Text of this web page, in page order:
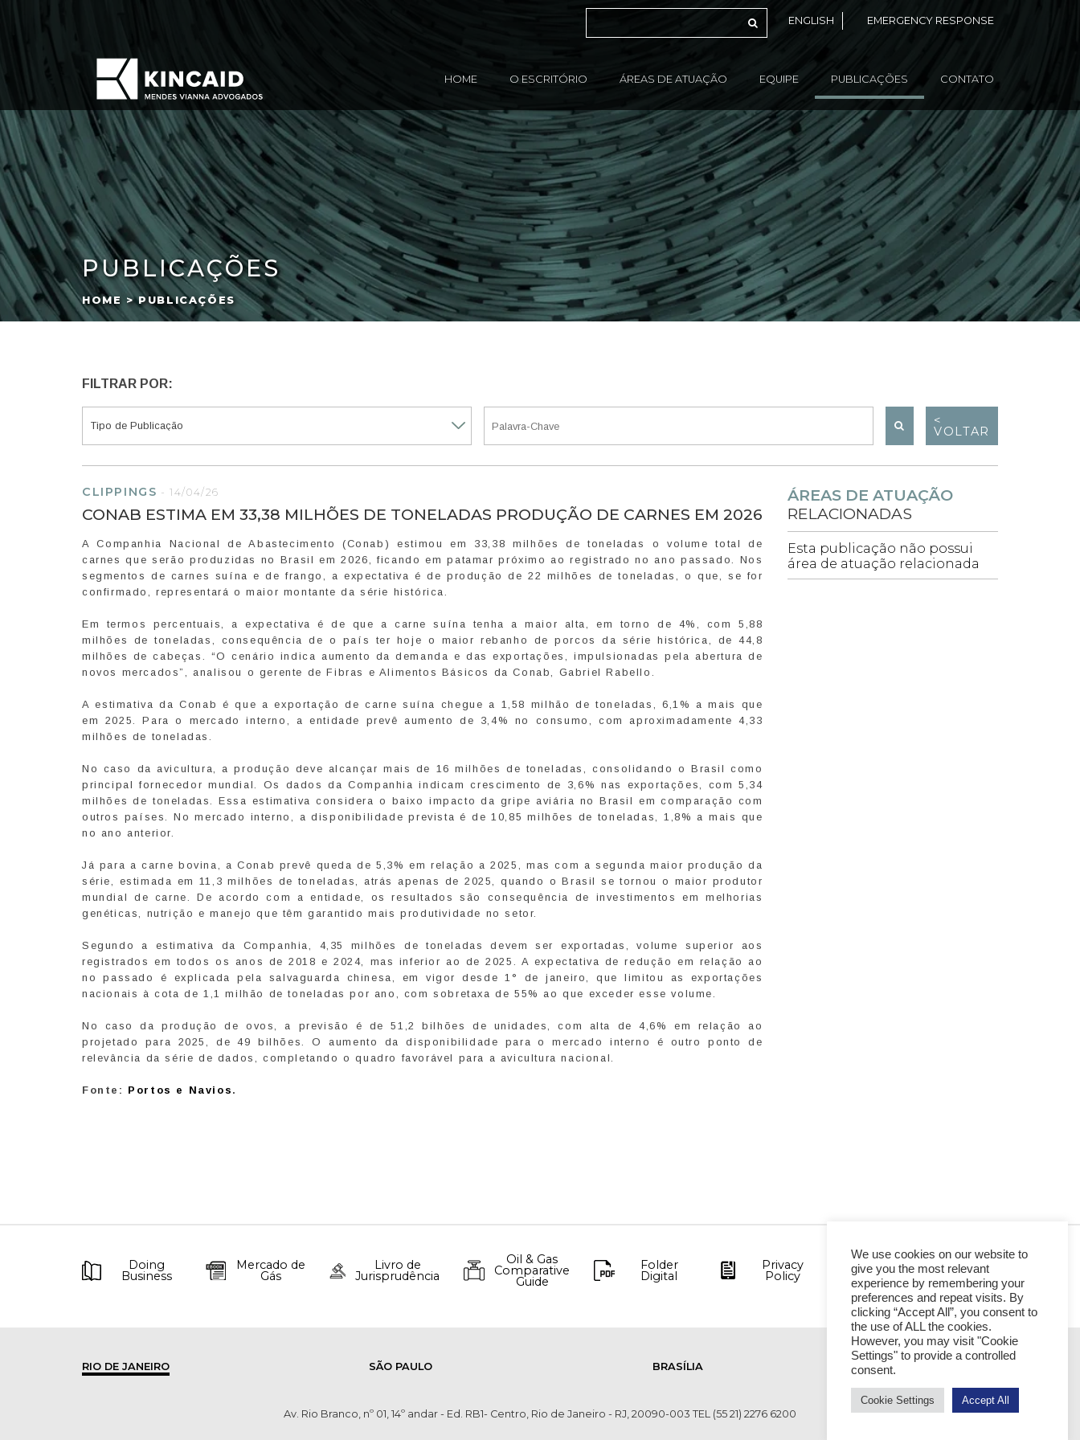
ENGLISH EMERGENCY RESPONSE
HOME O ESCRITÓRIO ÁREAS DE ATUAÇÃO EQUIPE PUBLICAÇÕES CONTATO
PUBLICAÇÕES
HOME > PUBLICAÇÕES
FILTRAR POR:
<
VOLTAR
CLIPPINGS -14/04/26
CONAB ESTIMA EM 33,38 MILHÕES DE TONELADAS PRODUÇÃO DE CARNES EM 2026
A Companhia Nacional de Abastecimento (Conab) estimou em 33,38 milhões de toneladas o volume total de
carnes que serão produzidas no Brasil em 2026, ficando em patamar próximo ao registrado no ano passado. Nos
segmentos de carnes suína e de frango, a expectativa é de produção de 22 milhões de toneladas, o que, se for
confirmado, representará o maior montante da série histórica.
Em termos percentuais, a expectativa é de que a carne suína tenha a maior alta, em torno de 4%, com 5,88
milhões de toneladas, consequência de o país ter hoje o maior rebanho de porcos da série histórica, de 44,8
milhões de cabeças. “O cenário indica aumento da demanda e das exportações, impulsionadas pela abertura de
novos mercados”, analisou o gerente de Fibras e Alimentos Básicos da Conab, Gabriel Rabello.
A estimativa da Conab é que a exportação de carne suína chegue a 1,58 milhão de toneladas, 6,1% a mais que
em 2025. Para o mercado interno, a entidade prevê aumento de 3,4% no consumo, com aproximadamente 4,33
milhões de toneladas.
No caso da avicultura, a produção deve alcançar mais de 16 milhões de toneladas, consolidando o Brasil como
principal fornecedor mundial. Os dados da Companhia indicam crescimento de 3,6% nas exportações, com 5,34
milhões de toneladas. Essa estimativa considera o baixo impacto da gripe aviária no Brasil em comparação com
outros países. No mercado interno, a disponibilidade prevista é de 10,85 milhões de toneladas, 1,8% a mais que
no ano anterior.
Já para a carne bovina, a Conab prevê queda de 5,3% em relação a 2025, mas com a segunda maior produção da
série, estimada em 11,3 milhões de toneladas, atrás apenas de 2025, quando o Brasil se tornou o maior produtor
mundial de carne. De acordo com a entidade, os resultados são consequência de investimentos em melhorias
genéticas, nutrição e manejo que têm garantido mais produtividade no setor.
Segundo a estimativa da Companhia, 4,35 milhões de toneladas devem ser exportadas, volume superior aos
registrados em todos os anos de 2018 e 2024, mas inferior ao de 2025. A expectativa de redução em relação ao
no passado é explicada pela salvaguarda chinesa, em vigor desde 1° de janeiro, que limitou as exportações
nacionais à cota de 1,1 milhão de toneladas por ano, com sobretaxa de 55% ao que exceder esse volume.
No caso da produção de ovos, a previsão é de 51,2 bilhões de unidades, com alta de 4,6% em relação ao
projetado para 2025, de 49 bilhões. O aumento da disponibilidade para o mercado interno é outro ponto de
relevância da série de dados, completando o quadro favorável para a avicultura nacional.
Fonte: Portos e Navios .
ÁREAS DE ATUAÇÃO
RELACIONADAS
Esta publicação não possui
área de atuação relacionada
Doing
Business
Mercado de
Gás
Livro de
Jurisprudência
Oil & Gas
Comparative
Guide
Folder
Digital
Privacy
Policy
RIO DE JANEIRO SÃO PAULO BRASÍLIA
Av. Rio Branco, nº 01, 14º andar - Ed. RB1- Centro, Rio de Janeiro - RJ, 20090-003 TEL (55 21) 2276 6200
We use cookies on our website to
give you the most relevant
experience by remembering your
preferences and repeat visits. By
clicking “Accept All”, you consent to
the use of ALL the cookies.
However, you may visit "Cookie
Settings" to provide a controlled
consent.
Cookie Settings Accept All